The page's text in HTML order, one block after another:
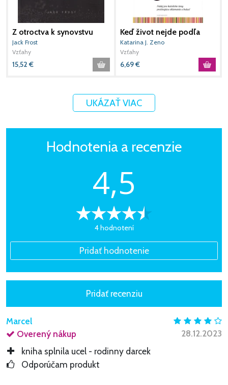
Z otroctva k synovstvu
Jack Frost
Vzťahy
15,52 €
Keď život nejde podľa
tvojích predstáv
Katarina J. Zeno
Vzťahy
6,69€
UKÁZAŤ VIAC
Hodnotenia a recenzie
4,5
4 hodnotení
Marcel
Overený nákup
28.12.2023
kniha splnila ucel - rodinny darcek
Odporúčam produkt